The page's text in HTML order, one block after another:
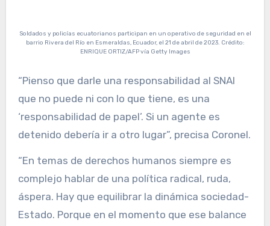
Soldados y policías ecuatorianos participan en un operativo de seguridad en el
barrio Rivera del Río en Esmeraldas, Ecuador, el 21 de abril de 2023. Crédito:
ENRIQUE ORTIZ/AFP vía Getty Images
“Pienso que darle una responsabilidad al SNAI
que no puede ni con lo que tiene, es una
‘responsabilidad de papel’. Si un agente es
detenido debería ir a otro lugar”, precisa Coronel.
“En temas de derechos humanos siempre es
complejo hablar de una política radical, ruda,
áspera. Hay que equilibrar la dinámica sociedad-
Estado. Porque en el momento que ese balance